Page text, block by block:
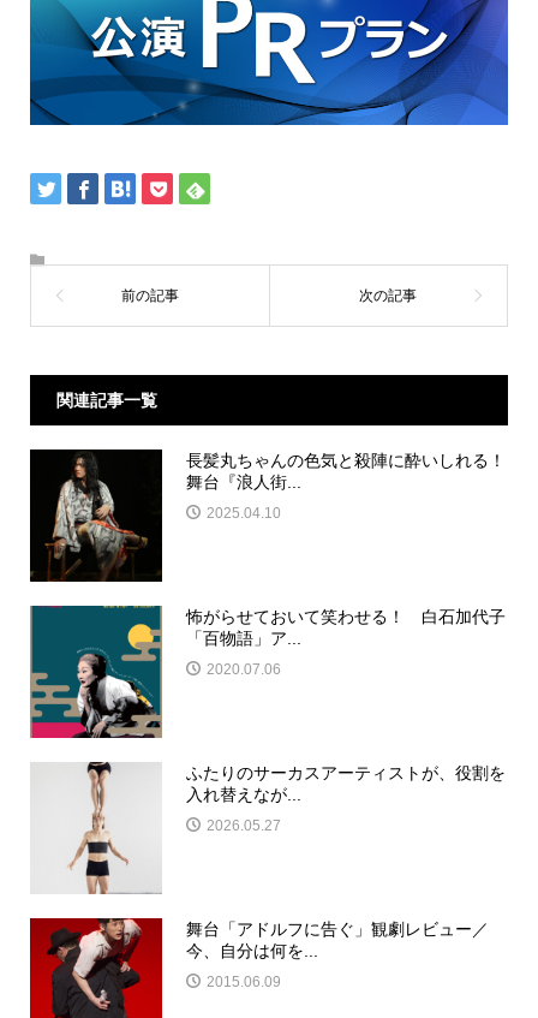
関連記事一覧
長髪丸ちゃんの色気と殺陣に酔いしれる！
舞台『浪人街...
2025.04.10
怖がらせておいて笑わせる！ 白石加代子
「百物語」ア...
2020.07.06
ふたりのサーカスアーティストが、役割を
入れ替えなが...
2026.05.27
舞台「アドルフに告ぐ」観劇レビュー／
今、自分は何を...
2015.06.09